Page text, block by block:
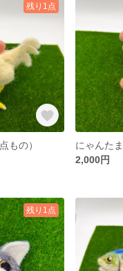
残り1点
もの）
2,000円
残り1点